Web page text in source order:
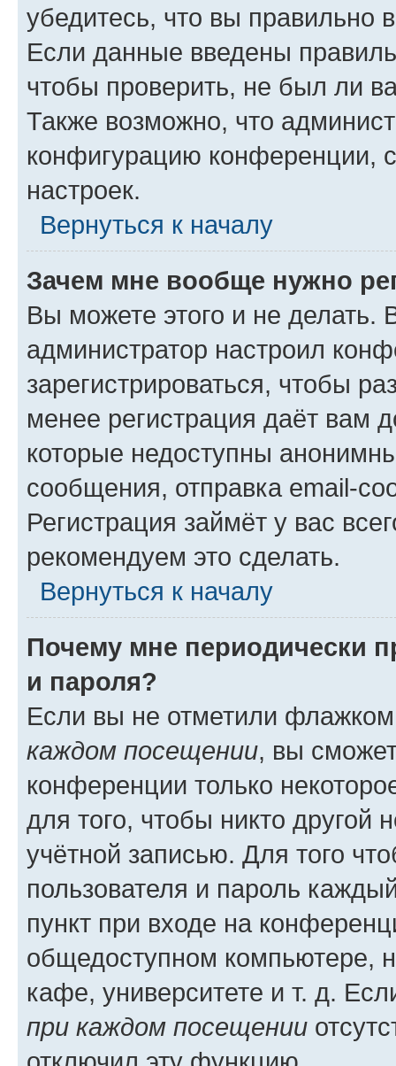
убедитесь, что вы правильно
Если данные введены
чтобы проверить, не был ли
Также возможно, что
конфигурацию конференции,
настроек.
Вернуться к началу
Зачем мне вообще нужно
Вы можете этого и не делать.
администратор настроил
зарегистрироваться, чтобы
менее регистрация даёт вам
которые недоступны
сообщения, отправка email-
Регистрация займёт у вас
рекомендуем это сделать.
Вернуться к началу
Почему мне периодически
и пароля?
Если вы не отметили
каждом посещении, вы
конференции только
для того, чтобы никто другой
учётной записью. Для того
пользователя и пароль
пункт при входе на
общедоступном компьютере,
кафе, университете и т. д.
при каждом посещении